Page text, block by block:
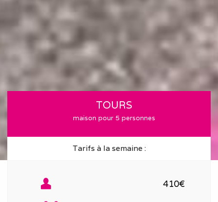
TOURS
maison pour 5 personnes
Tarifs à la semaine :
410€